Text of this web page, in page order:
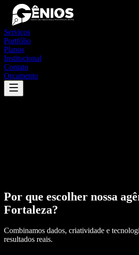
Serviços
Portfólio
Planos
Institucional
Contato
Orçamento
Por que escolher nossa
Fortaleza?
Combinamos dados, criatividade e
resultados reais.